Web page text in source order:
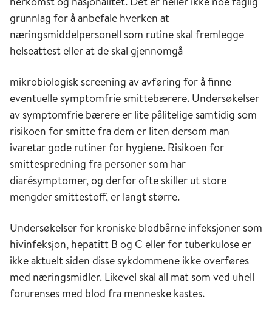
grunnlag for å anbefale hverken at
næringsmiddelpersonell som rutine skal fremlegge
helseattest ellerat de skal gjennomgå
mikrobiologisk screening av avføring for å finne
eventuelle symptomfrie smittebærere. Undersøkelser
av symptomfrie bærere er lite pålitelige samtidig som
risikoen for smitte fra dem er liten dersom man
ivaretar gode rutiner for hygiene. Risikoen for
smittespredning fra personer som har
diarésymptomer, og derfor ofte skiller ut store
mengder smittestoff, er langt større.
Undersøkelser for kroniske blodbårne infeksjoner som
hivinfeksjon, hepatitt B og C eller for tuberkulose er
ikke aktuelt siden disse sykdommene ikke overføres
med næringsmidler. Likevel skal all mat som ved uhell
forurenses med blod fra menneske kastes.